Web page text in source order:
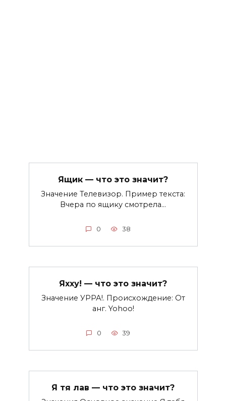
Ящик — что это значит?
Значение Телевизор. Пример текста:
Вчера по ящику смотрела…
0 38
Яхху! — что это значит?
Значение УРРА!. Происхождение: От
анг. Yohoo!
0 39
Я тя лав — что это значит?